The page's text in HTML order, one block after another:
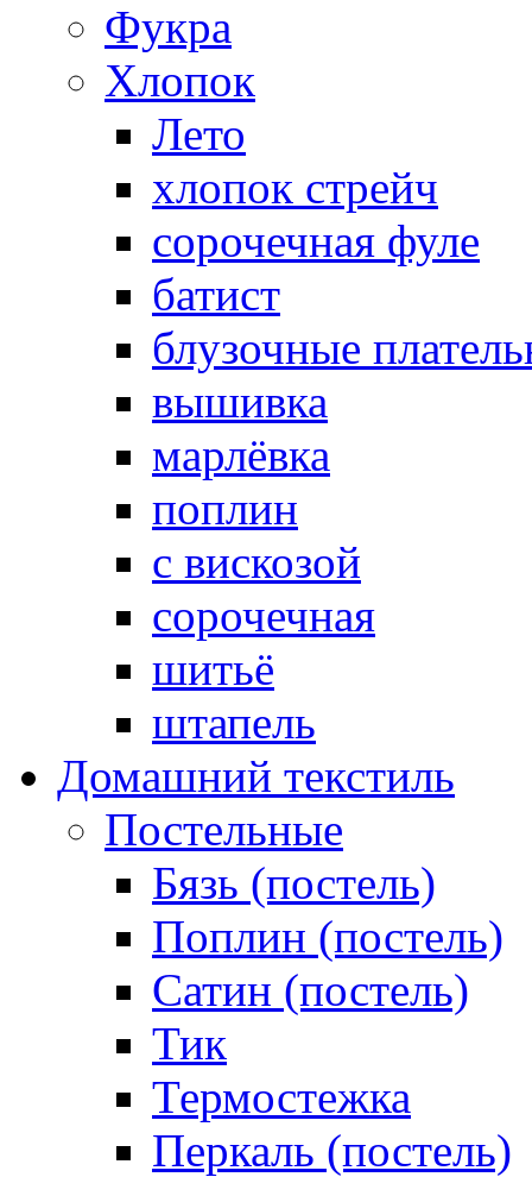
Фукра
Хлопок
Лето
хлопок стрейч
cорочечная фуле
батист
блузочные
вышивка
марлёвка
поплин
с вискозой
сорочечная
шитьё
штапель
Домашний текстиль
Постельные
Бязь (постель)
Поплин (постель)
Сатин (постель)
Тик
Термостежка
Перкаль (постель)